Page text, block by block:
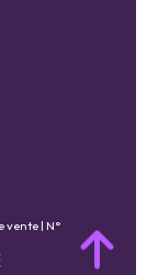
vente | N°